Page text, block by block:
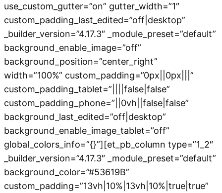
use_custom_gutter=”on” gutter_width=”1″
custom_padding_last_edited=”off|desktop”
_builder_version=”4.17.3″ _module_preset=”default”
background_enable_image=”off”
background_position=”center_right”
width=”100%” custom_padding=”0px||0px|||”
custom_padding_tablet=”||||false|false”
custom_padding_phone=”||0vh||false|false”
background_last_edited=”off|desktop”
background_enable_image_tablet=”off”
global_colors_info=”{}”][et_pb_column type=”1_2″
_builder_version=”4.17.3″ _module_preset=”default”
background_color=”#53619B”
custom_padding=”13vh|10%|13vh|10%|true|true”